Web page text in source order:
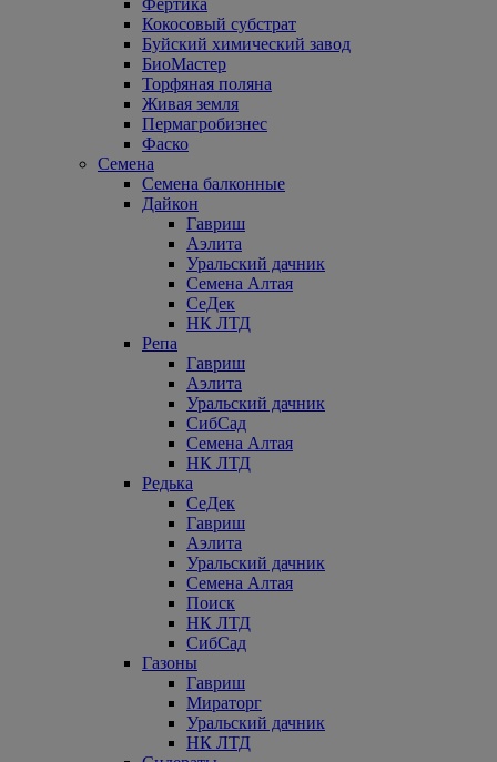
Фертика
Кокосовый субстрат
Буйский химический завод
БиоМастер
Торфяная поляна
Живая земля
Пермагробизнес
Фаско
Семена
Семена балконные
Дайкон
Гавриш
Аэлита
Уральский дачник
Семена Алтая
СеДек
НК ЛТД
Репа
Гавриш
Аэлита
Уральский дачник
СибСад
Семена Алтая
НК ЛТД
Редька
СеДек
Гавриш
Аэлита
Уральский дачник
Семена Алтая
Поиск
НК ЛТД
СибСад
Газоны
Гавриш
Мираторг
Уральский дачник
НК ЛТД